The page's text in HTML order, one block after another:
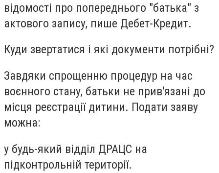
відомості про попереднього "батька" з
актового запису, пише Дебет-Кредит.
Куди звертатися і які документи потрібні?
Завдяки спрощенню процедур на час
воєнного стану, батьки не прив'язані до
місця реєстрації дитини. Подати заяву
можна:
у будь-який відділ ДРАЦС на
підконтрольній території.